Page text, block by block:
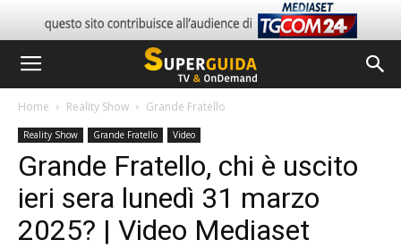
Home Reality Show Grande Fratello
Reality Show Grande Fratello Video
Grande Fratello, chi è uscito
ieri sera lunedì 31 marzo
2025? | Video Mediaset